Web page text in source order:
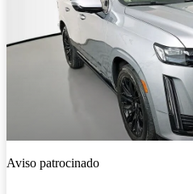
Aviso patrocinado